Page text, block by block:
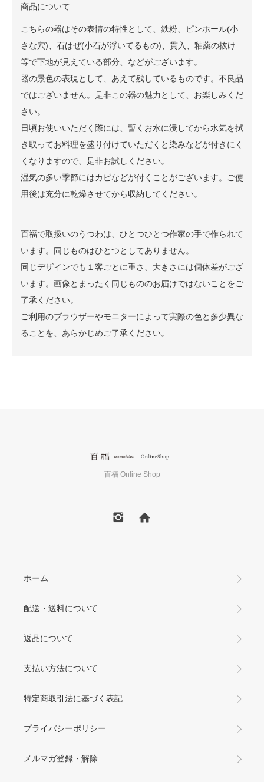
商品について
こちらの器はその表情の特性として、鉄粉、ピンホール(小
さな穴)、石はぜ(小石が浮いてるもの)、貫入、釉薬の抜け
等で下地が見えている部分、などがございます。
器の景色の表現として、あえて残しているものです。不良品
ではございません。是非この器の魅力として、お楽しみくだ
さい。
日頃お使いいただく際には、暫くお水に浸してから水気を拭
き取ってお料理を盛り付けていただくと染みなどが付きにく
くなりますので、是非お試しください。
湿気の多い季節にはカビなどが付くことがございます。ご使
用後は充分に乾燥させてから収納してください。
百福で取扱いのうつわは、ひとつひとつ作家の手で作られて
います。同じものはひとつとしてありません。
同じデザインでも１客ごとに重さ、大きさには個体差がござ
います。画像とまったく同じもののお届けではないことをご
了承ください。
ご利用のブラウザーやモニターによって実際の色と多少異な
ることを、あらかじめご了承ください。
百福 Online Shop
ホーム
配送・送料について
返品について
支払い方法について
特定商取引法に基づく表記
プライバシーポリシー
メルマガ登録・解除